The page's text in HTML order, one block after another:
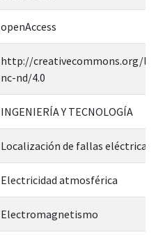
openAccess
http://creativecommons.org/
nc-nd/4.0
INGENIERÍA Y TECNOLOGÍA
Localización de fallas eléctricas
Electricidad atmosférica
Electromagnetismo